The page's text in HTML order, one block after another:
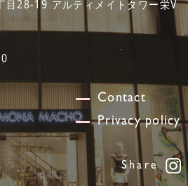
目28-19 アルティメイトタワー栄V
Contact
Privacy policy
Share